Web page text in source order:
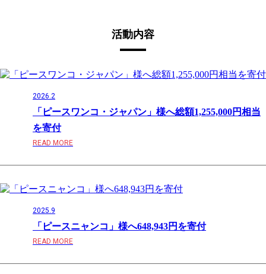
活動内容
2026.2
「ピースワンコ・ジャパン」様へ総額1,255,000円相当
を寄付
READ MORE
2025.9
「ピースニャンコ」様へ648,943円を寄付
READ MORE